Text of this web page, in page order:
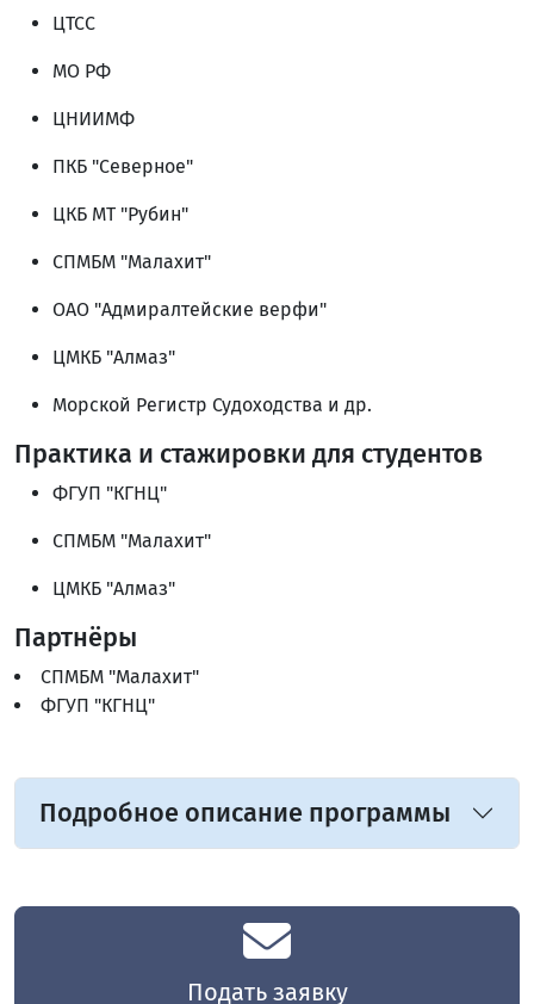
ЦТСС
МО РФ
ЦНИИМФ
ПКБ "Северное"
ЦКБ МТ "Рубин"
СПМБМ "Малахит"
ОАО "Адмиралтейские верфи"
ЦМКБ "Алмаз"
Морской Регистр Судоходства и др.
Практика и стажировки для студентов
ФГУП "КГНЦ"
СПМБМ "Малахит"
ЦМКБ "Алмаз"
Партнёры
СПМБМ "Малахит"
ФГУП "КГНЦ"
Подробное описание программы
Подать заявку